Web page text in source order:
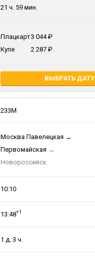
21 ч. 59 мин.
Плацкарт3 044
Купе
2 287
ВЫБРАТЬ ДАТУ
233М
Москва Павелецкая →
Первомайская →
Новороссийск
10:10
13:48+1
1 д. 3 ч.